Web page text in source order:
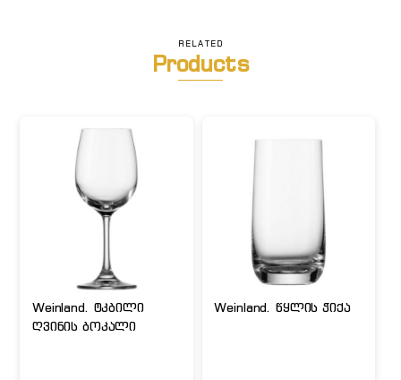
RELATED
Products
Weinland. ტკბილი
ღვინის ბოკალი
Weinland. წყლის ჭიქა